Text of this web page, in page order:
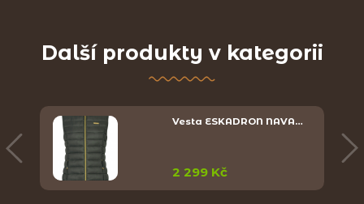
Další produkty v kategorii
Vesta ESKADRON NAVA…
2 299 Kč